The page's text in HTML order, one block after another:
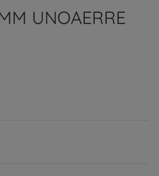
UNOAERRE